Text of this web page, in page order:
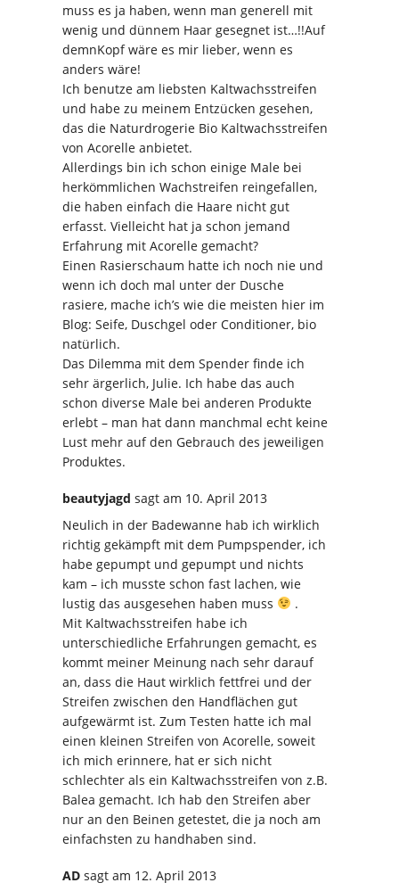
muss es ja haben, wenn man generell mit
wenig und dünnem Haar gesegnet ist…!!Auf
demnKopf wäre es mir lieber, wenn es
anders wäre!
Ich benutze am liebsten Kaltwachsstreifen
und habe zu meinem Entzücken gesehen,
das die Naturdrogerie Bio Kaltwachsstreifen
von Acorelle anbietet.
Allerdings bin ich schon einige Male bei
herkömmlichen Wachstreifen reingefallen,
die haben einfach die Haare nicht gut
erfasst. Vielleicht hat ja schon jemand
Erfahrung mit Acorelle gemacht?
Einen Rasierschaum hatte ich noch nie und
wenn ich doch mal unter der Dusche
rasiere, mache ich’s wie die meisten hier im
Blog: Seife, Duschgel oder Conditioner, bio
natürlich.
Das Dilemma mit dem Spender finde ich
sehr ärgerlich, Julie. Ich habe das auch
schon diverse Male bei anderen Produkte
erlebt – man hat dann manchmal echt keine
Lust mehr auf den Gebrauch des jeweiligen
Produktes.
beautyjagd sagt am 10. April 2013
Neulich in der Badewanne hab ich wirklich
richtig gekämpft mit dem Pumpspender, ich
habe gepumpt und gepumpt und nichts
kam – ich musste schon fast lachen, wie
lustig das ausgesehen haben muss
.
Mit Kaltwachsstreifen habe ich
unterschiedliche Erfahrungen gemacht, es
kommt meiner Meinung nach sehr darauf
an, dass die Haut wirklich fettfrei und der
Streifen zwischen den Handflächen gut
aufgewärmt ist. Zum Testen hatte ich mal
einen kleinen Streifen von Acorelle, soweit
ich mich erinnere, hat er sich nicht
schlechter als ein Kaltwachsstreifen von z.B.
Balea gemacht. Ich hab den Streifen aber
nur an den Beinen getestet, die ja noch am
einfachsten zu handhaben sind.
AD sagt am 12. April 2013